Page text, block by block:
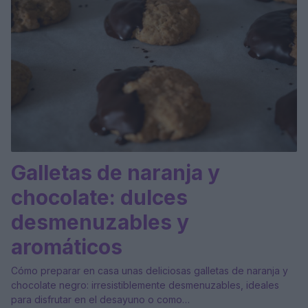
Galletas de naranja y
chocolate: dulces
desmenuzables y
aromáticos
Cómo preparar en casa unas deliciosas galletas de naranja y
chocolate negro: irresistiblemente desmenuzables, ideales
para disfrutar en el desayuno o como…